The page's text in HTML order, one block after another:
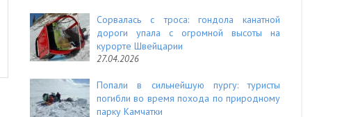
Сорвалась с троса: гондола канатной
дороги упала с огромной высоты на
курорте Швейцарии
27.04.2026
Попали в сильнейшую пургу: туристы
погибли во время похода по природному
парку Камчатки